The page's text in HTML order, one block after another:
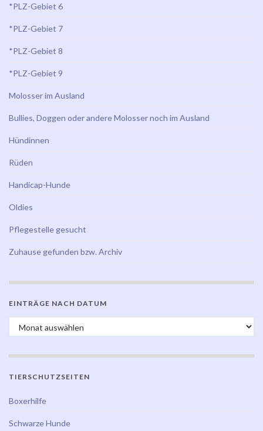
*PLZ-Gebiet 6
*PLZ-Gebiet 7
*PLZ-Gebiet 8
*PLZ-Gebiet 9
Molosser im Ausland
Bullies, Doggen oder andere Molosser noch im Ausland
Hündinnen
Rüden
Handicap-Hunde
Oldies
Pflegestelle gesucht
Zuhause gefunden bzw. Archiv
EINTRÄGE NACH DATUM
Einträge nach Datum
TIERSCHUTZSEITEN
Boxerhilfe
Schwarze Hunde